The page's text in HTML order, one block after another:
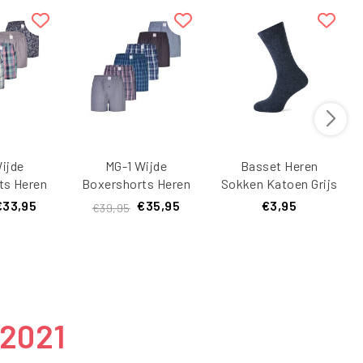
Heren
MG-1 Wijde
Boxershorts Heren
6-Pack Multipack
€39,95 €35,95
Basset Heren
Sokken Katoen Grijs
€3,95